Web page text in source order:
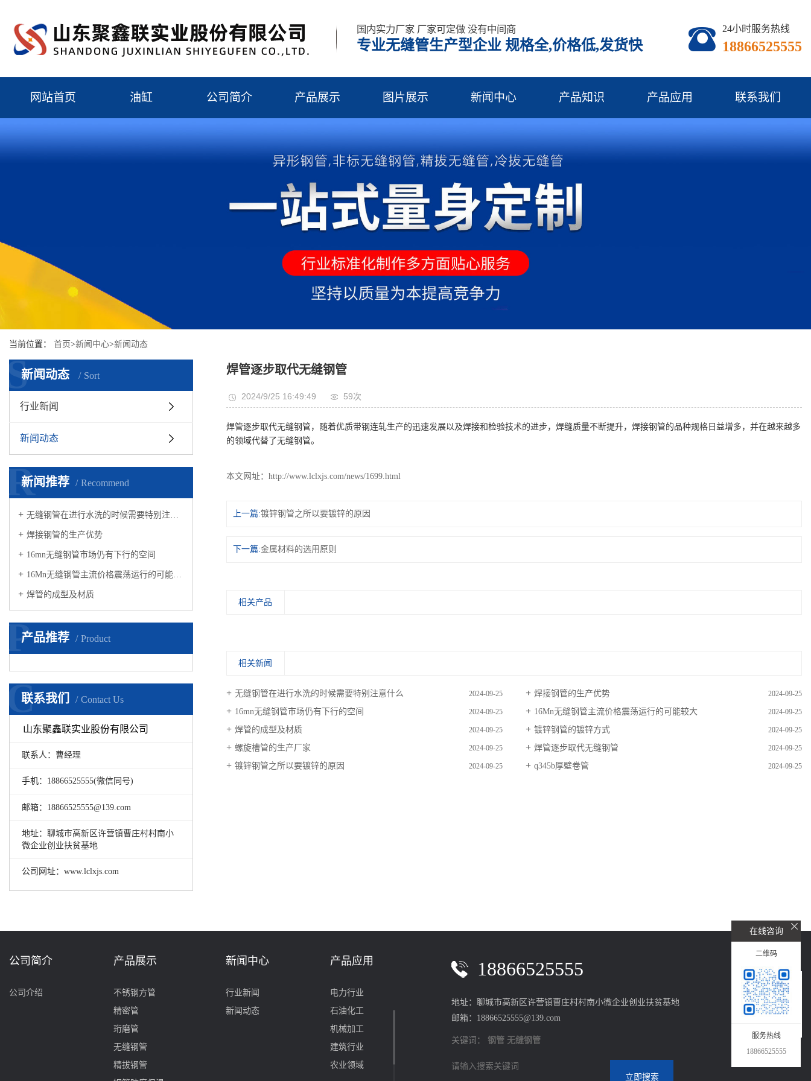
国内实力厂家 厂家可定做 没有中间商
专业无缝管生产型企业 规格全,价格低,发货快
24小时服务热线
18866525555
网站首页 油缸 公司简介 产品展示 图片展示 新闻中心 产品知识 产品应用 联系我们
当前位置： 首页>新闻中心>新闻动态
新闻动态 Sort
S
行业新闻
新闻动态
新闻推荐 Recommend
R
无缝钢管在进行水洗的时候需要特别注意什么
焊接钢管的生产优势
16mn无缝钢管市场仍有下行的空间
16Mn无缝钢管主流价格震荡运行的可能较大
焊管的成型及材质
产品推荐 Product
P
联系我们 Contact Us
C
山东聚鑫联实业股份有限公司
联系人：曹经理
手机：18866525555(微信同号)
邮箱：18866525555@139.com
地址：聊城市高新区许营镇曹庄村村南小
微企业创业扶贫基地
公司网址：www.lclxjs.com
焊管逐步取代无缝钢管
2024/9/25 16:49:49 59次
焊管逐步取代无缝钢管，随着优质带钢连轧生产的迅速发展以及焊接和检验技术的进步，焊缝质量不断提升，焊接钢管的品种规格日益增多，并在越来越多
的领域代替了无缝钢管。
本文网址： http://www.lclxjs.com/news/1699.html
上一篇:镀锌钢管之所以要镀锌的原因
下一篇:金属材料的选用原则
相关产品
相关新闻
无缝钢管在进行水洗的时候需要特别注意什么 2024-09-25 焊接钢管的生产优势 2024-09-25
16mn无缝钢管市场仍有下行的空间 2024-09-25 16Mn无缝钢管主流价格震荡运行的可能较大 2024-09-25
焊管的成型及材质 2024-09-25 镀锌钢管的镀锌方式 2024-09-25
螺旋槽管的生产厂家 2024-09-25 焊管逐步取代无缝钢管 2024-09-25
镀锌钢管之所以要镀锌的原因 2024-09-25 q345b厚壁卷管 2024-09-25
公司简介
公司介绍
产品展示
不锈钢方管
精密管
珩磨管
无缝钢管
精拔钢管
新闻中心
行业新闻
新闻动态
产品应用
电力行业
石油化工
机械加工
建筑行业
‌农业领域
18866525555
地址：聊城市高新区许营镇曹庄村村南小微企业创业扶贫基地
邮箱：18866525555@139.com
关键词：钢管 无缝钢管
关注微信公众号
在线咨询
二维码
服务热线
18866525555